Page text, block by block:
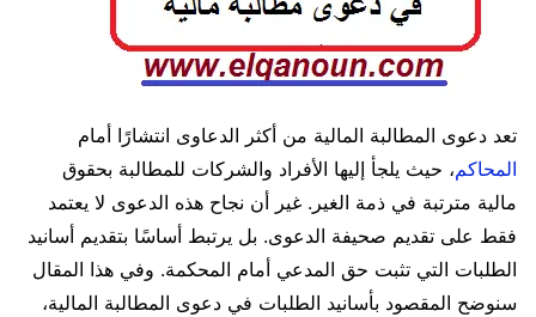
تعد دعوى المطالبة المالية من أكثر الدعاوى انتشارًا أمام
المحاكم، حيث يلجأ إليها الأفراد والشركات للمطالبة بحقوق
مالية مترتبة في ذمة الغير. غير أن نجاح هذه الدعوى لا يعتمد
فقط على تقديم صحيفة الدعوى. بل يرتبط أساسًا بتقديم أسانيد
الطلبات التي تثبت حق المدعي أمام المحكمة. وفي هذا المقال
سنوضح المقصود بأسانيد الطلبات في دعوى المطالبة المالية،